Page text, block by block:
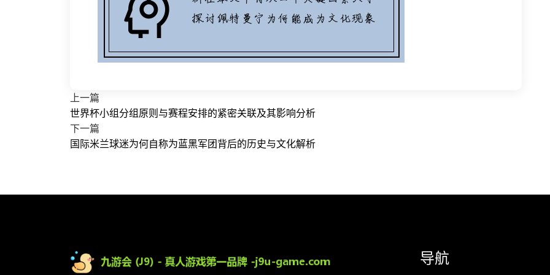
上一篇
世界杯小组分组原则与赛程安排的紧密关联及其影响分析
下一篇
国际米兰球迷为何自称为蓝黑军团背后的历史与文化解析
导航